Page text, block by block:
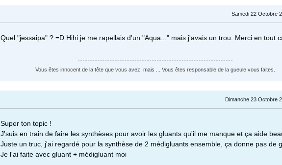
Samedi 22 Octobre
Quel "jessaipa" ? =D Hihi je me rapellais d'un "Aqua..." mais j'avais un trou. Merci en tout
Vous êtes innocent de la tête que vous avez, mais ... Vous êtes responsable de la gueule vous faites.
Dimanche 23 Octobre
Super ton topic !
J'suis en train de faire les synthèses pour avoir les gluants qu'il me manque et ça aide
Juste un truc, j'ai regardé pour la synthèse de 2 médigluants ensemble, ça donne pas de
Je l'ai faite avec gluant + médigluant moi